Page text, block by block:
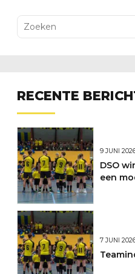
RECENTE
9 JUNI
DSO
een
7 JUNI